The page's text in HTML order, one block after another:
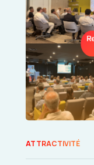
ATTRACTIVITÉ